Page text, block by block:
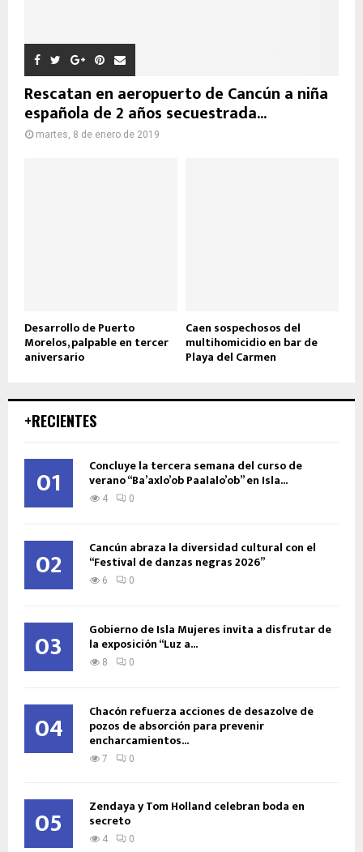
Rescatan en aeropuerto de Cancún a niña
española de 2 años secuestrada...
martes, 8 de enero de 2019
Desarrollo de Puerto
Morelos, palpable en tercer
aniversario
Caen sospechosos del
multihomicidio en bar de
Playa del Carmen
+RECIENTES
01 Concluye la tercera semana del curso de
verano “Ba’axlo’ob Paalalo’ob” en Isla...
4 0
02 Cancún abraza la diversidad cultural con el
“Festival de danzas negras 2026”
6 0
03 Gobierno de Isla Mujeres invita a disfrutar de
la exposición “Luz a...
8 0
04 Chacón refuerza acciones de desazolve de
pozos de absorción para prevenir
encharcamientos...
7 0
05 Zendaya y Tom Holland celebran boda en
secreto
4 0